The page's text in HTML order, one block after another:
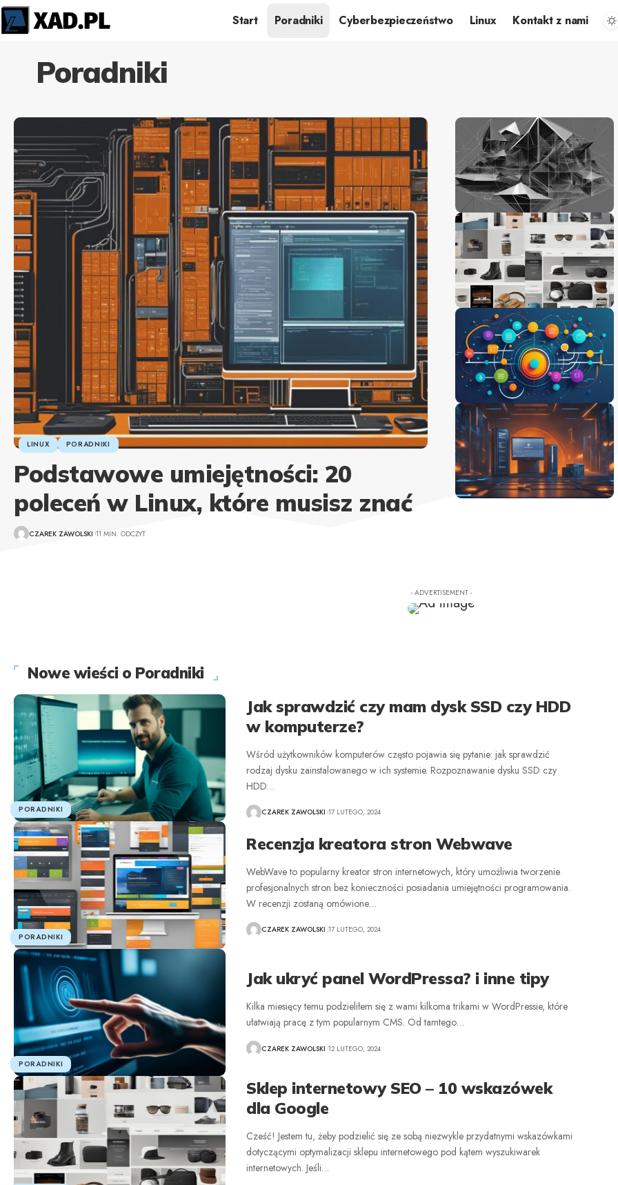
Start Poradniki Cyberbezpieczeństwo Linux Kontakt z nami
Poradniki
LINUX PORADNIKI
Podstawowe umiejętności: 20
poleceń w Linux, które musisz znać
CZAREK ZAWOLSKI 11 MIN. ODCZYT
- ADVERTISEMENT -
Nowe wieści o Poradniki
PORADNIKI
Jak sprawdzić czy mam dysk SSD czy HDD
w komputerze?
Wśród użytkowników komputerów często pojawia się pytanie: jak sprawdzić
rodzaj dysku zainstalowanego w ich systemie. Rozpoznawanie dysku SSD czy
HDD…
CZAREK ZAWOLSKI 17 LUTEGO, 2024
PORADNIKI
Recenzja kreatora stron Webwave
WebWave to popularny kreator stron internetowych, który umożliwia tworzenie
profesjonalnych stron bez konieczności posiadania umiejętności programowania.
W recenzji zostaną omówione…
CZAREK ZAWOLSKI 17 LUTEGO, 2024
PORADNIKI
Jak ukryć panel WordPressa? i inne tipy
Kilka miesięcy temu podzieliłem się z wami kilkoma trikami w WordPressie, które
ułatwiają pracę z tym popularnym CMS. Od tamtego…
CZAREK ZAWOLSKI 12 LUTEGO, 2024
Sklep internetowy SEO – 10 wskazówek
dla Google
Cześć! Jestem tu, żeby podzielić się ze sobą niezwykle przydatnymi wskazówkami
dotyczącymi optymalizacji sklepu internetowego pod kątem wyszukiwarek
internetowych. Jeśli…